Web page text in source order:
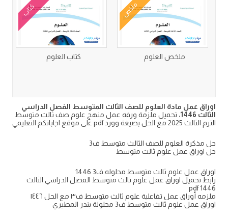
ملخص
ملخص العلوم
كتاب
كتاب العلوم
اوراق عمل مادة العلوم للصف الثالث المتوسط الفصل الدراسي
الثالث 1446
، تحميل ملزمة ورقه عمل منهج علوم صف ثالث متوسط
الترم الثالث 2025 مع الحل بصيغة وورد pdf على موقع اجاباتكم التعليمي
حل مذكرة العلوم للصف الثالث متوسط ف3
حل اوراق عمل علوم ثالث متوسط
اوراق عمل علوم ثالث متوسط محلوله ف3 1446
رابط تحميل اوراق عمل علوم ثالث متوسط الفصل الدراسي الثالث
1446 pdf
ملزمه أوراق عمل تفاعلية علوم ثالث متوسط ف٣ مع الحل ١٤٤٦
اوراق عمل علوم ثالث متوسط ف3 محلولة بندر المطيري